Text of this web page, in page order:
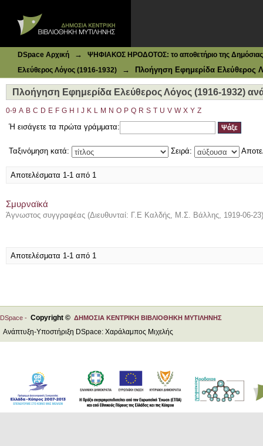
DSpace Αρχική →
ΨΗΦΙΑΚΟΣ ΗΡΟΔΟΤΟΣ: το αποθετήριο της Δημόσιας
Ελεύθερος Λόγος (1916-1932)
→ Πλοήγηση Εφημερίδα Ελεύθερος
Πλοήγηση Εφημερίδα Ελεύθερος Λόγος (1916-1932)
0-9 A B C D E F G H J K L M N O P Q R S T U V W X Y Z
Ή εισάγετε τα πρώτα γράμματα:
Ταξινόμηση κατά: Σειρά:
Αποτελέσματα 1-1 από 1
Σμυρναϊκά
Άγνωστος συγγραφέας (Διευθυνταί: Γ.Ε Καλδής, Μ.Σ. Βάλλης, 1919-06-23)
Αποτελέσματα 1-1 από 1
DSpace - Copyright © ΔΗΜΟΣΙΑ ΚΕΝΤΡΙΚΗ ΒΙΒΛΙΟΘΗΚΗ ΜΥΤΙΛΗΝΗΣ
Ανάπτυξη-Υποστήριξη DSpace: Χαράλαμπος Μιχελής